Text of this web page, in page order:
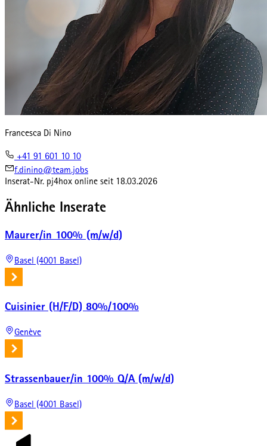
Francesca Di Nino
+41 91 601 10 10
f.dinino@team.jobs
Inserat-Nr. pj4hox online seit 18.03.2026
Ähnliche Inserate
Maurer/in 100% (m/w/d)
Basel (4001 Basel)
Cuisinier (H/F/D) 80%/100%
Genève
Strassenbauer/in 100% Q/A (m/w/d)
Basel (4001 Basel)